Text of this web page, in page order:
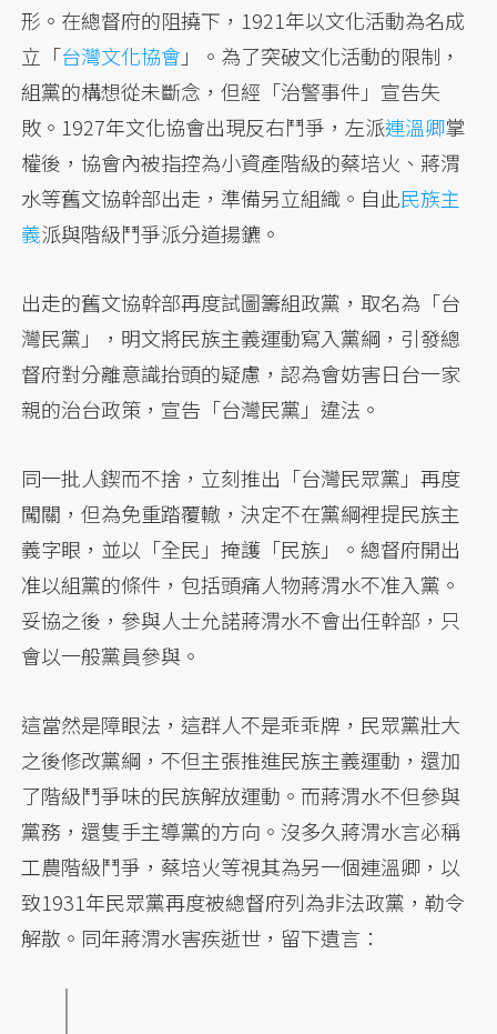
形。在總督府的阻撓下，1921年以文化活動為名成
立「台灣文化協會」。為了突破文化活動的限制，
組黨的構想從未斷念，但經「治警事件」宣告失
敗。1927年文化協會出現反右鬥爭，左派連溫卿掌
權後，協會內被指控為小資產階級的蔡培火、蔣渭
水等舊文協幹部出走，準備另立組織。自此民族主
義派與階級鬥爭派分道揚鑣。
出走的舊文協幹部再度試圖籌組政黨，取名為「台
灣民黨」，明文將民族主義運動寫入黨綱，引發總
督府對分離意識抬頭的疑慮，認為會妨害日台一家
親的治台政策，宣告「台灣民黨」違法。
同一批人鍥而不捨，立刻推出「台灣民眾黨」再度
闖關，但為免重踏覆轍，決定不在黨綱裡提民族主
義字眼，並以「全民」掩護「民族」。總督府開出
准以組黨的條件，包括頭痛人物蔣渭水不准入黨。
妥協之後，參與人士允諾蔣渭水不會出任幹部，只
會以一般黨員參與。
這當然是障眼法，這群人不是乖乖牌，民眾黨壯大
之後修改黨綱，不但主張推進民族主義運動，還加
了階級鬥爭味的民族解放運動。而蔣渭水不但參與
黨務，還隻手主導黨的方向。沒多久蔣渭水言必稱
工農階級鬥爭，蔡培火等視其為另一個連溫卿，以
致1931年民眾黨再度被總督府列為非法政黨，勒令
解散。同年蔣渭水害疾逝世，留下遺言：